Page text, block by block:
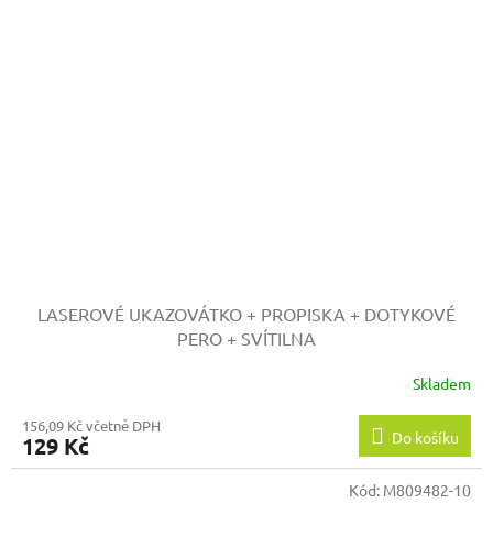
LASEROVÉ UKAZOVÁTKO + PROPISKA + DOTYKOVÉ
PERO + SVÍTILNA
Skladem
156,09 Kč včetně DPH
129 Kč Do košíku
Kód: M809482-10